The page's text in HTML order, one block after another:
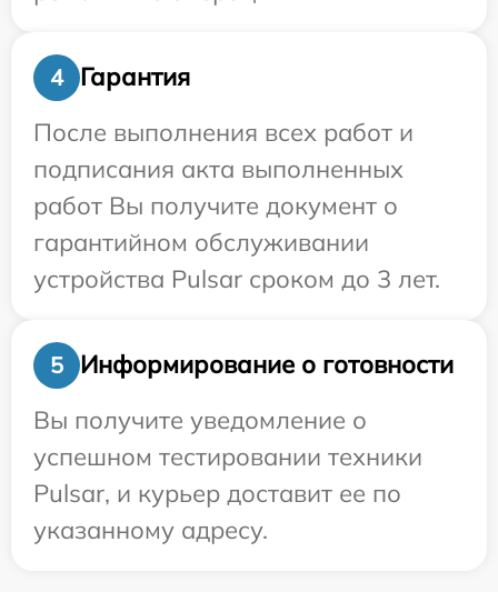
4
Гарантия
После выполнения всех работ и
подписания акта выполненных
работ Вы получите документ о
гарантийном обслуживании
устройства Pulsar сроком до 3 лет.
5
Информирование о готовности
Вы получите уведомление о
успешном тестировании техники
Pulsar, и курьер доставит ее по
указанному адресу.